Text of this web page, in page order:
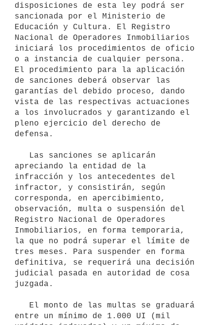
disposiciones de esta ley podrá ser
sancionada por el Ministerio de
Educación y Cultura. El Registro
Nacional de Operadores Inmobiliarios
iniciará los procedimientos de oficio
o a instancia de cualquier persona.
El procedimiento para la aplicación
de sanciones deberá observar las
garantías del debido proceso, dando
vista de las respectivas actuaciones
a los involucrados y garantizando el
pleno ejercicio del derecho de
defensa.
apreciando la entidad de la
infracción y los antecedentes del
infractor, y consistirán, según
corresponda, en apercibimiento,
observación, multa o suspensión del
Registro Nacional de Operadores
Inmobiliarios, en forma temporaria,
la que no podrá superar el límite de
tres meses. Para suspender en forma
definitiva, se requerirá una decisión
judicial pasada en autoridad de cosa
juzgada.
entre un mínimo de 1.000 UI (mil